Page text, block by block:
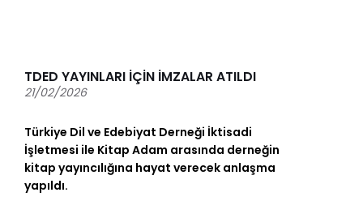
TDED YAYINLARI İÇİN İMZALAR ATILDI
21/02/2026
Türkiye Dil ve Edebiyat Derneği İktisadi
İşletmesi ile Kitap Adam arasında derneğin
kitap yayıncılığına hayat verecek anlaşma
yapıldı.